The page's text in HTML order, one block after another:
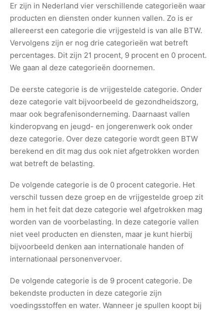
Er zijn in Nederland vier verschillende categorieën waar
producten en diensten onder kunnen vallen. Zo is er
allereerst een categorie die vrijgesteld is van alle BTW.
Vervolgens zijn er nog drie categorieën wat betreft
percentages. Dit zijn 21 procent, 9 procent en 0 procent.
We gaan al deze categorieën doornemen.
De eerste categorie is de vrijgestelde categorie. Onder
deze categorie valt bijvoorbeeld de gezondheidszorg,
maar ook begrafenisonderneming. Daarnaast vallen
kinderopvang en jeugd- en jongerenwerk ook onder
deze categorie. Over deze categorie wordt geen BTW
berekend en dit mag dus ook niet afgetrokken worden
wat betreft de belasting.
De volgende categorie is de 0 procent categorie. Het
verschil tussen deze groep en de vrijgestelde groep zit
hem in het feit dat deze categorie wel afgetrokken mag
worden van de voorbelasting. In deze categorie vallen
niet veel producten en diensten, maar je kunt hierbij
bijvoorbeeld denken aan internationale handen of
internationaal personenvervoer.
De volgende categorie is de 9 procent categorie. De
bekendste producten in deze categorie zijn
voedingsstoffen en water. Wanneer je spullen koopt bij